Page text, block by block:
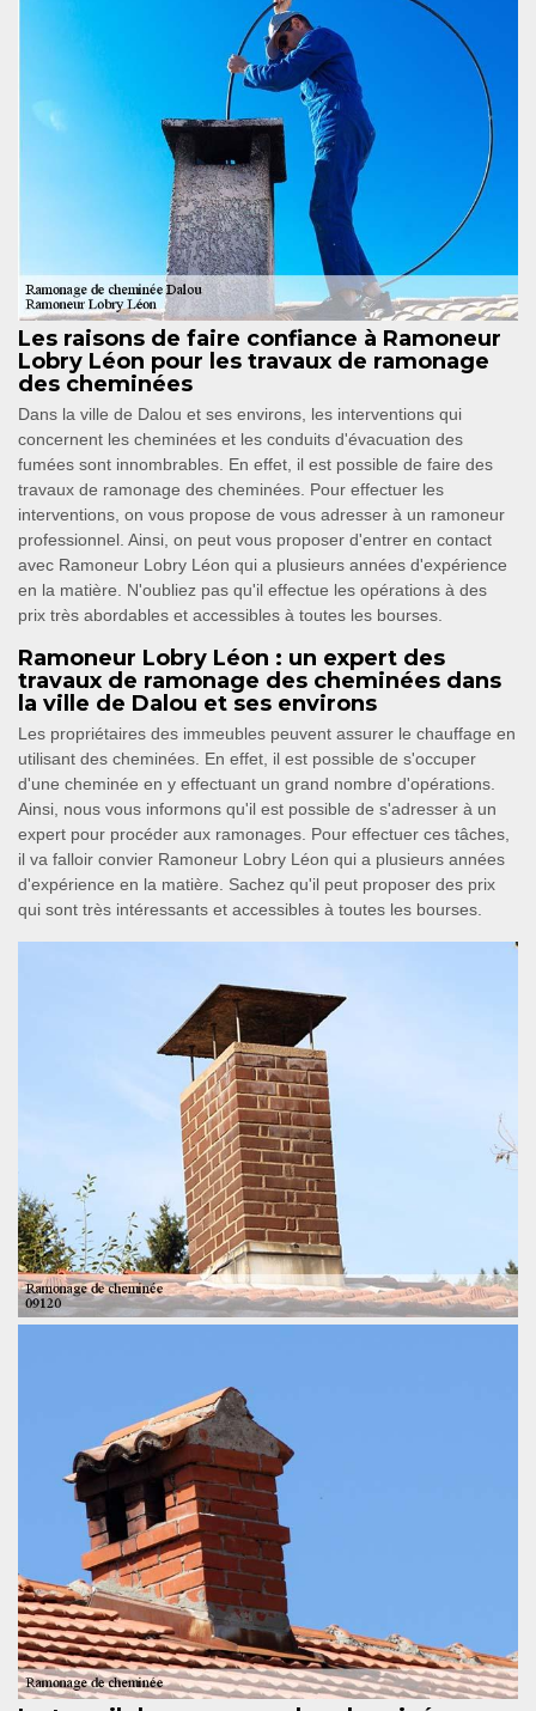
Les raisons de faire confiance à Ramoneur
Lobry Léon pour les travaux de ramonage
des cheminées
Dans la ville de Dalou et ses environs, les interventions qui
concernent les cheminées et les conduits d'évacuation des
fumées sont innombrables. En effet, il est possible de faire des
travaux de ramonage des cheminées. Pour effectuer les
interventions, on vous propose de vous adresser à un ramoneur
professionnel. Ainsi, on peut vous proposer d'entrer en contact
avec Ramoneur Lobry Léon qui a plusieurs années d'expérience
en la matière. N'oubliez pas qu'il effectue les opérations à des
prix très abordables et accessibles à toutes les bourses.
Ramoneur Lobry Léon : un expert des
travaux de ramonage des cheminées dans
la ville de Dalou et ses environs
Les propriétaires des immeubles peuvent assurer le chauffage en
utilisant des cheminées. En effet, il est possible de s'occuper
d'une cheminée en y effectuant un grand nombre d'opérations.
Ainsi, nous vous informons qu'il est possible de s'adresser à un
expert pour procéder aux ramonages. Pour effectuer ces tâches,
il va falloir convier Ramoneur Lobry Léon qui a plusieurs années
d'expérience en la matière. Sachez qu'il peut proposer des prix
qui sont très intéressants et accessibles à toutes les bourses.